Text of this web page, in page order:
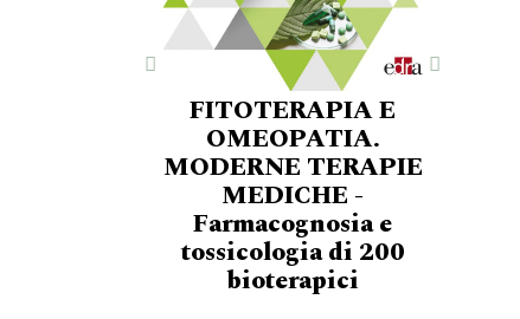
FITOTERAPIA E
OMEOPATIA.
MODERNE TERAPIE
MEDICHE -
Farmacognosia e
tossicologia di 200
bioterapici